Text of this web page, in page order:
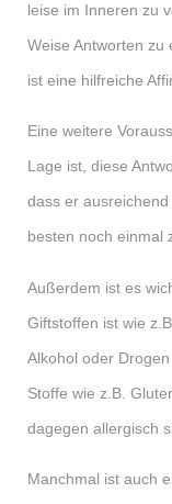
leise im Inneren zu
Weise Antworten zu
ist eine hilfreiche
Eine weitere
Lage ist, diese
dass er
besten noch einmal
Außerdem ist es
Giftstoffen ist wie
Alkohol oder
Stoffe wie z.B.
dagegen allergisch
Manchmal ist auch